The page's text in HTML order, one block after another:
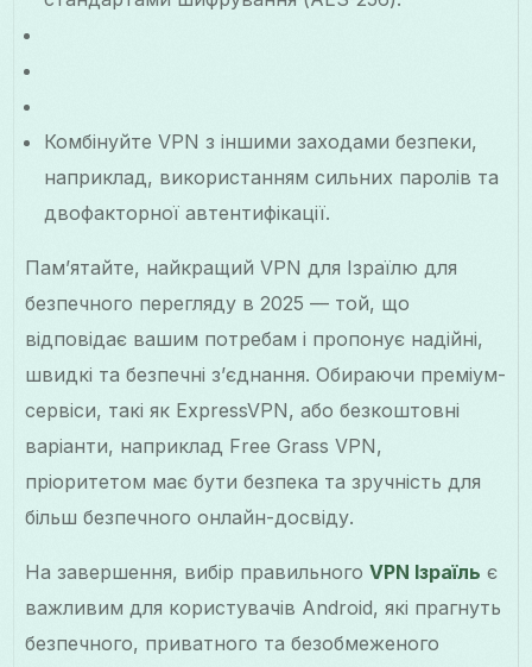
Комбінуйте VPN з іншими заходами безпеки,
наприклад, використанням сильних паролів та
двофакторної автентифікації.
Пам’ятайте, найкращий VPN для Ізраїлю для
безпечного перегляду в 2025 — той, що
відповідає вашим потребам і пропонує надійні,
швидкі та безпечні з’єднання. Обираючи преміум-
сервіси, такі як ExpressVPN, або безкоштовні
варіанти, наприклад Free Grass VPN,
пріоритетом має бути безпека та зручність для
більш безпечного онлайн-досвіду.
На завершення, вибір правильногоVPN Ізраїль є
важливим для користувачів Android, які прагнуть
безпечного, приватного та безобмеженого